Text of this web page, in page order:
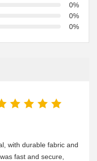
0%
0%
0%
with durable fabric and
fast and secure,